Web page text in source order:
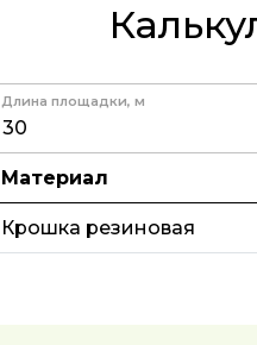
Длина площадки, м
Материал
Крошка резиновая